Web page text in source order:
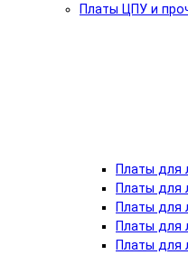
Платы ЦПУ и
Платы для
Платы для
Платы для
Платы для
Платы для